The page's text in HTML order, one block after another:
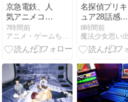
京急電鉄、人
気アニメコラ
ボ企画で「お
詫びとお知ら
せ」「等身大
失または盗
難」と公表
「なんで被害
者が」「いま
7時間前
名探偵プリキ
ュア28話感想
「謎の怪盗デ
ッチ・アゲイ
ン」ファント
8時間前